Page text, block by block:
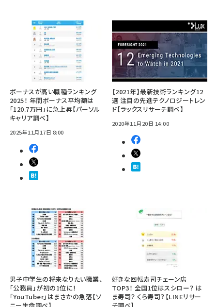
ボーナスが高い職種ランキング
2025！ 年間ボーナス平均額は
「120.7万円」に急上昇【パーソル
キャリア調べ】
2025年11月17日 8:00
【2021年】最新技術ランキング12
選 注目の先進テクノロジートレン
ド【ラックスリサーチ調べ】
2020年11月20日 14:00
男子中学生の将来なりたい職業、
「公務員」が初の1位に！
「YouTuber」はまさかの急落【ソ
ニー生命調べ】
好きな回転寿司チェーン店
TOP3！ 全国1位はスシロー？ は
ま寿司？ くら寿司？【LINEリサー
チ調べ】